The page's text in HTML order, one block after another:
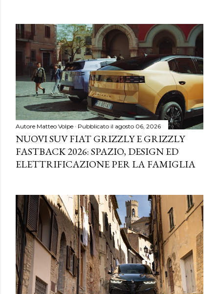
Autore Matteo Volpe Pubblicato il agosto 06, 2026
NUOVI SUV FIAT GRIZZLY E GRIZZLY
FASTBACK 2026: SPAZIO, DESIGN ED
ELETTRIFICAZIONE PER LA FAMIGLIA